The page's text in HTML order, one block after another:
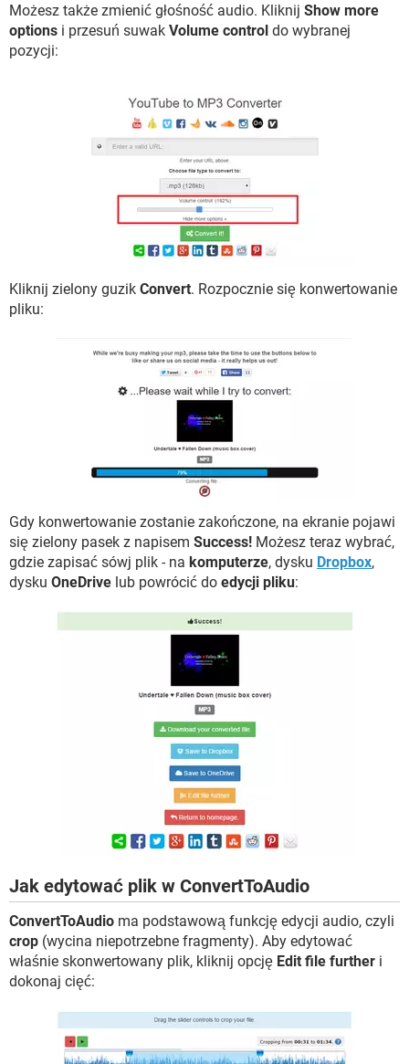
Możesz także zmienić głośność audio. Kliknij Show more
options i przesuń suwak Volume control do wybranej
pozycji:
Kliknij zielony guzik Convert. Rozpocznie się konwertowanie
pliku:
Gdy konwertowanie zostanie zakończone, na ekranie pojawi
się zielony pasek z napisem Success! Możesz teraz wybrać,
gdzie zapisać sówj plik - na komputerze, dysku Dropbox,
dysku OneDrive lub powrócić do edycji pliku:
Jak edytować plik w ConvertToAudio
ConvertToAudio ma podstawową funkcję edycji audio, czyli
crop (wycina niepotrzebne fragmenty). Aby edytować
właśnie skonwertowany plik, kliknij opcję Edit file further i
dokonaj cięć: